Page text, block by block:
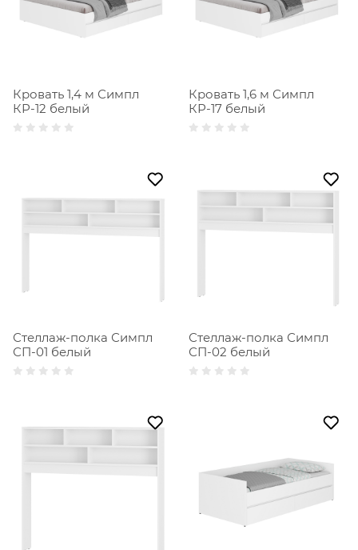
Кровать 1,4 м Симпл
КР-12 белый
Кровать 1,6 м Симпл
КР-17 белый
Стеллаж-полка Симпл
СП-01 белый
Стеллаж-полка Симпл
СП-02 белый